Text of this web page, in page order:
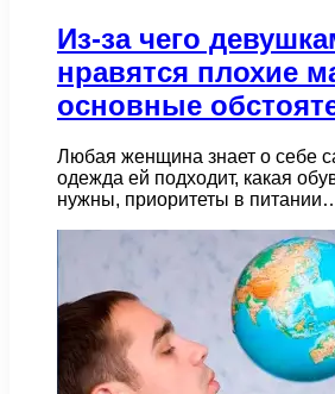
Из-за чего
нравятся плохие
основные
Любая женщина знает о себе
одежда ей подходит, какая
нужны, приоритеты в